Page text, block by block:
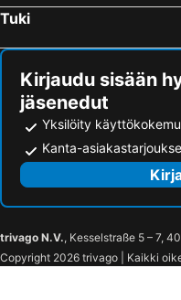
Tuki
Kirjaudu sisään
jäsenedut
Yksilöity
Kanta-
trivago N.V., Kesselstraße 5 – 7,
Copyright 2026 trivago | Kaikki